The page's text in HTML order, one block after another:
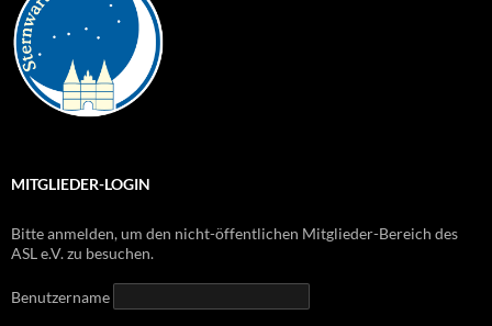
MITGLIEDER-LOGIN
Bitte anmelden, um den nicht-öffentlichen Mitglieder-Bereich des
ASL e.V. zu besuchen.
Benutzername